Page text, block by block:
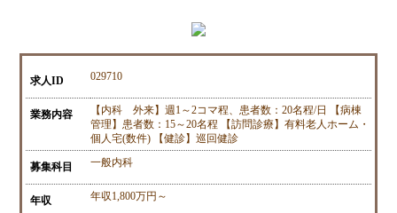
求人ID 029710
業務内容
【内科 外来】週1～2コマ程、患者数：20名程/日 【病棟
管理】患者数：15～20名程 【訪問診療】有料老人ホーム・
個人宅(数件) 【健診】巡回健診
募集科目 一般内科
年収 年収1,800万円～